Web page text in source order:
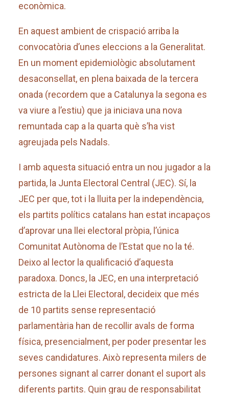
econòmica.
En aquest ambient de crispació arriba la
convocatòria d’unes eleccions a la Generalitat.
En un moment epidemiològic absolutament
desaconsellat, en plena baixada de la tercera
onada (recordem que a Catalunya la segona es
va viure a l’estiu) que ja iniciava una nova
remuntada cap a la quarta què s’ha vist
agreujada pels Nadals.
I amb aquesta situació entra un nou jugador a la
partida, la Junta Electoral Central (JEC). Sí, la
JEC per que, tot i la lluita per la independència,
els partits polítics catalans han estat incapaços
d’aprovar una llei electoral pròpia, l’única
Comunitat Autònoma de l’Estat que no la té.
Deixo al lector la qualificació d’aquesta
paradoxa. Doncs, la JEC, en una interpretació
estricta de la Llei Electoral, decideix que més
de 10 partits sense representació
parlamentària han de recollir avals de forma
física, presencialment, per poder presentar les
seves candidatures. Això representa milers de
persones signant al carrer donant el suport als
diferents partits. Quin grau de responsabilitat